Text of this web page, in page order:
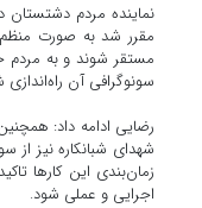
نماینده مردم
مقرر شد به صورت
مستقر شوند و به مردم
سونوگرافی آن راه‌اندازی
رضایی ادامه داد:
شهدای شبانکاره نیز
زمان‌بندی این کارها
اجرایی و عملی شود.